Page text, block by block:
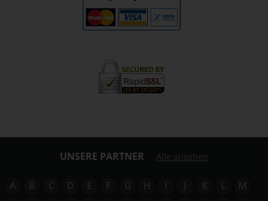
UNSERE PARTNER Alle ansehen
A B C D E F G H I J K L
M